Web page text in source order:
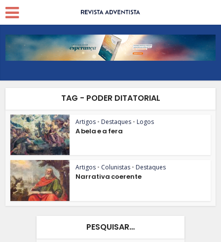
TAG - PODER DITATORIAL
Artigos • Destaques • Logos
A bela e a fera
Artigos • Colunistas • Destaques
Narrativa coerente
PESQUISAR…